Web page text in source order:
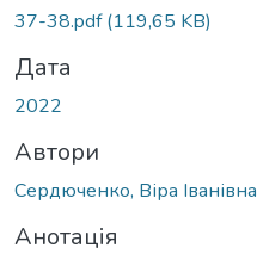
37-38.pdf(119,65 KB)
Дата
2022
Автори
Сердюченко, Віра Іванівна
Анотація